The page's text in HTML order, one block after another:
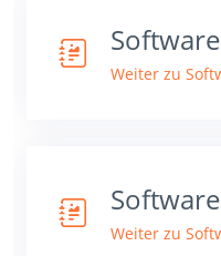
Weiter zu
Weiter zu